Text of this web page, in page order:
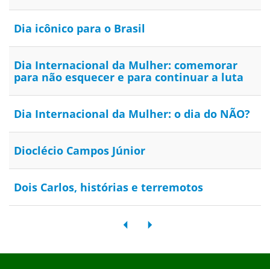
Dia icônico para o Brasil
Dia Internacional da Mulher: comemorar
para não esquecer e para continuar a luta
Dia Internacional da Mulher: o dia do NÃO?
Dioclécio Campos Júnior
Dois Carlos, histórias e terremotos